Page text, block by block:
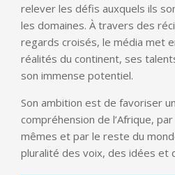
relever les défis auxquels ils
les domaines. À travers des
regards croisés, le média met
réalités du continent, ses
son immense potentiel.
Son ambition est de favoriser
compréhension de l’Afrique,
mêmes et par le reste du
pluralité des voix, des idées et